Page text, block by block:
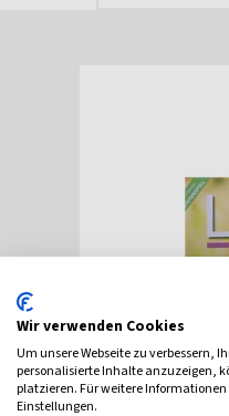
Wir verwenden Cookies
Um unsere Webseite zu verbessern,
personalisierte Inhalte anzuzeigen,
platzieren. Für weitere Informationen
Einstellungen.